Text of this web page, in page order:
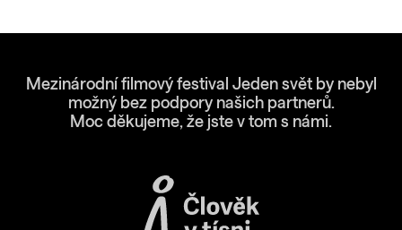
Mezinárodní filmový festival Jeden svět by nebyl
možný bez podpory našich partnerů.
Moc děkujeme, že jste v tom s námi.